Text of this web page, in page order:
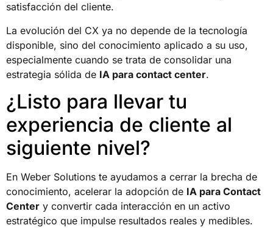
satisfacción del cliente.
La evolución del CX ya no depende de la tecnología
disponible, sino del conocimiento aplicado a su uso,
especialmente cuando se trata de consolidar una
estrategia sólida de IA para contact center.
¿Listo para llevar tu
experiencia de cliente al
siguiente nivel?
En Weber Solutions te ayudamos a cerrar la brecha de
conocimiento, acelerar la adopción de IA para Contact
Center y convertir cada interacción en un activo
estratégico que impulse resultados reales y medibles.